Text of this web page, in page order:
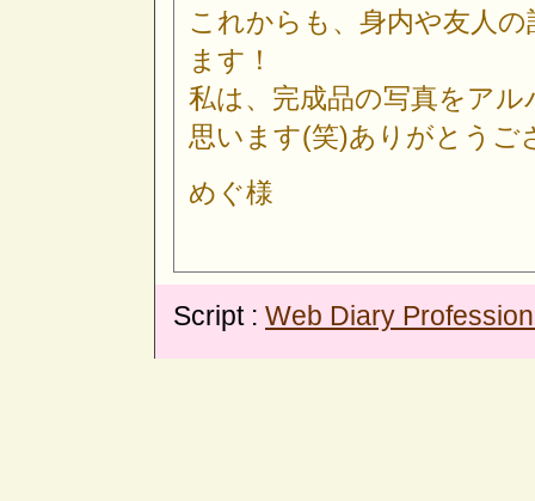
これからも、身内や友人
ます！
私は、完成品の写真をア
思います(笑)ありがとうご
めぐ様
Script : Web Diary